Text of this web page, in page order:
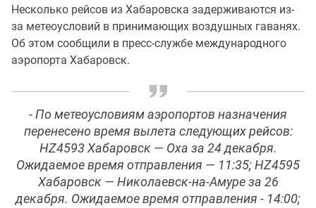
Несколько рейсов из Хабаровска задерживаются из-
за метеоусловий в принимающих воздушных гаванях.
Об этом сообщили в пресс-службе международного
аэропорта Хабаровск.
- По метеоусловиям аэропортов назначения
перенесено время вылета следующих рейсов:
HZ4593 Хабаровск — Оха за 24 декабря.
Ожидаемое время отправления — 11:35; HZ4595
Хабаровск — Николаевск-на-Амуре за 26
декабря. Ожидаемое время отправления - 14:00;